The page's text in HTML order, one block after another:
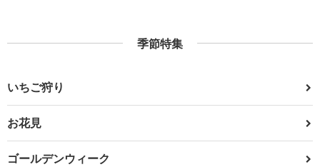
季節特集
いちご狩り
お花見
ゴールデンウィーク